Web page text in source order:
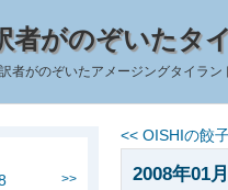
者がのぞいたタ
者がのぞいたアメージングタイラ
<< OISHIの餃
2008年01
>>